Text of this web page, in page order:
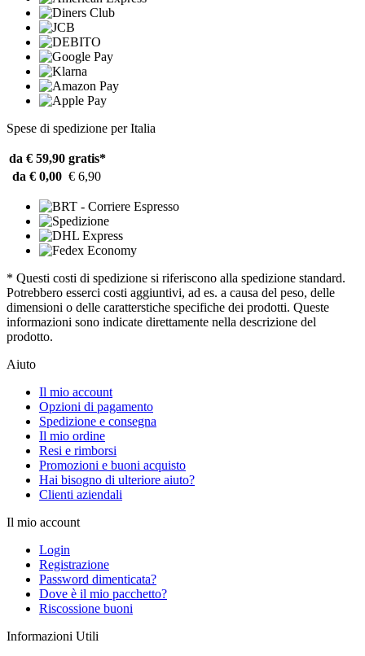
Spese di spedizione per Italia
da € 59,90 gratis*
da € 0,00 € 6,90
* Questi costi di spedizione si riferiscono alla spedizione standard.
Potrebbero esserci costi aggiuntivi, ad es. a causa del peso, delle
dimensioni o delle caratterstiche specifiche dei prodotti. Queste
informazioni sono indicate direttamente nella descrizione del
prodotto.
Aiuto
Il mio account
Opzioni di pagamento
Spedizione e consegna
Il mio ordine
Resi e rimborsi
Promozioni e buoni acquisto
Hai bisogno di ulteriore aiuto?
Clienti aziendali
Il mio account
Login
Registrazione
Password dimenticata?
Dove è il mio pacchetto?
Riscossione buoni
Informazioni Utili